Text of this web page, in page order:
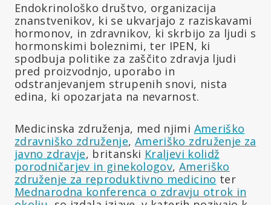
Endokrinološko društvo, organizacija
znanstvenikov, ki se ukvarjajo z raziskavami
hormonov, in zdravnikov, ki skrbijo za ljudi s
hormonskimi boleznimi, ter IPEN, ki
spodbuja politike za zaščito zdravja ljudi
pred proizvodnjo, uporabo in
odstranjevanjem strupenih snovi, nista
edina, ki opozarjata na nevarnost.
Medicinska združenja, med njimi Ameriško
zdravniško združenje, Ameriško združenje za
javno zdravje, britanski Kraljevi kolidž
porodničarjev in ginekologov, Ameriško
združenje za reproduktivno medicino ter
Mednarodna konferenca o zdravju otrok in